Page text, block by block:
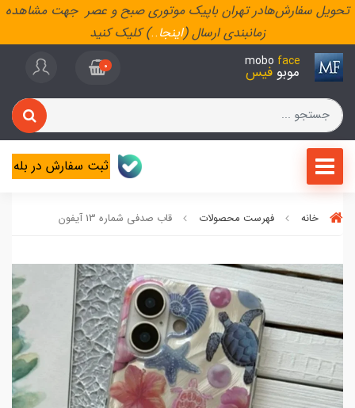
تحویل سفارش‌هادر تهران باپیک موتوری صبح و عصر جهت مشاهده
زمانبندی ارسال (اینجا..) کلیک کنید
mobo face
موبو فیس 0
ثبت سفارش در بله
خانه فهرست محصولات قاب صدفی شماره 13 آیفون